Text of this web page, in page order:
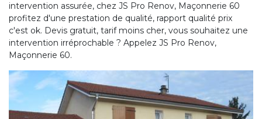
intervention assurée, chez JS Pro Renov, Maçonnerie 60
profitez d'une prestation de qualité, rapport qualité prix
c'est ok. Devis gratuit, tarif moins cher, vous souhaitez une
intervention irréprochable ? Appelez JS Pro Renov,
Maçonnerie 60.